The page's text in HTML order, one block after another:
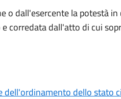
o dall'esercente la potestà in
corredata dall'atto di cui
dell'ordinamento dello stato